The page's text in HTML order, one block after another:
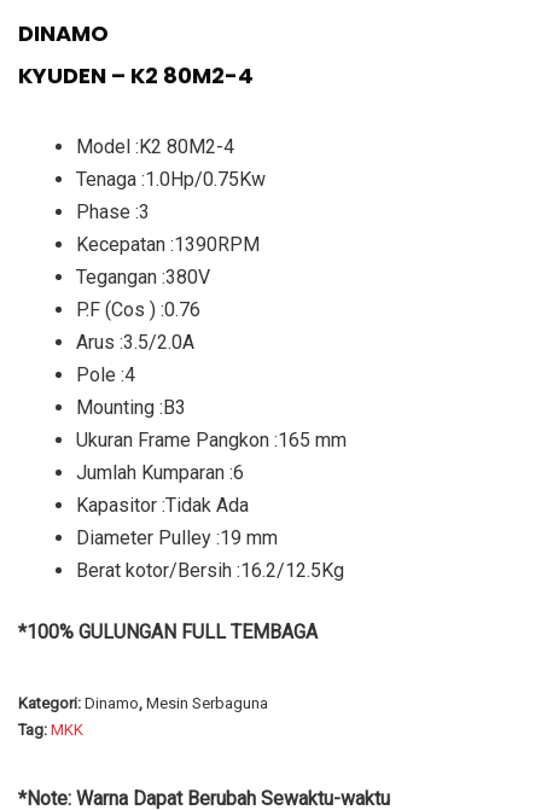
DINAMO
KYUDEN – K2 80M2-4
Model :K2 80M2-4
Tenaga :1.0Hp/0.75Kw
Phase :3
Kecepatan :1390RPM
Tegangan :380V
P.F (Cos ) :0.76
Arus :3.5/2.0A
Pole :4
Mounting :B3
Ukuran Frame Pangkon :165 mm
Jumlah Kumparan :6
Kapasitor :Tidak Ada
Diameter Pulley :19 mm
Berat kotor/Bersih :16.2/12.5Kg
*100% GULUNGAN FULL TEMBAGA
Kategori: Dinamo, Mesin Serbaguna
Tag: MKK
*Note: Warna Dapat Berubah Sewaktu-waktu